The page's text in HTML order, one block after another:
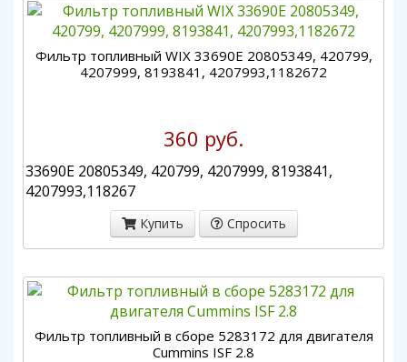
Фильтр топливный WIX 33690E 20805349, 420799,
4207999, 8193841, 4207993,1182672
360 руб.
33690E 20805349, 420799, 4207999, 8193841,
4207993,118267
Купить Спросить
Фильтр топливный в сборе 5283172 для двигателя
Cummins ISF 2.8